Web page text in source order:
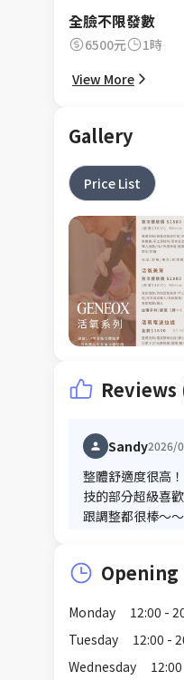
全臉不限發數
6500元
1時
View More
Gallery
Price List
Reviews
Sandy2026/
整體舒適度很高
技的部分超級喜
跟調整都很棒～
Opening
Monday
12:00 -
Tuesday
12:00 -
Wednesday